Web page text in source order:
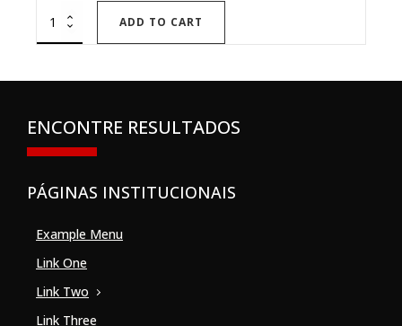
price
was:
ADD TO CART
ENCONTRE RESULTADOS
PÁGINAS INSTITUCIONAIS
Example Menu
Link One
Link Two
Link Three